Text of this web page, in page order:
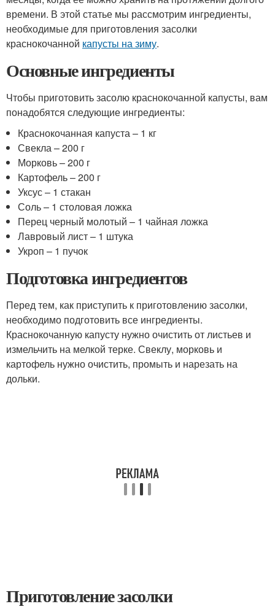
времени. В этой статье мы рассмотрим ингредиенты,
необходимые для приготовления засолки
краснокочанной капусты на зиму.
Основные ингредиенты
Чтобы приготовить засолю краснокочанной капусты, вам
понадобятся следующие ингредиенты:
Краснокочанная капуста – 1 кг
Свекла – 200 г
Морковь – 200 г
Картофель – 200 г
Уксус – 1 стакан
Соль – 1 столовая ложка
Перец черный молотый – 1 чайная ложка
Лавровый лист – 1 штука
Укроп – 1 пучок
Подготовка ингредиентов
Перед тем, как приступить к приготовлению засолки,
необходимо подготовить все ингредиенты.
Краснокочанную капусту нужно очистить от листьев и
измельчить на мелкой терке. Свеклу, морковь и
картофель нужно очистить, промыть и нарезать на
дольки.
Приготовление засолки